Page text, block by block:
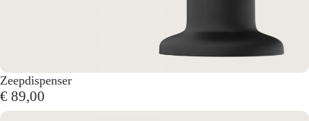
Zeepdispenser
€ 89,00